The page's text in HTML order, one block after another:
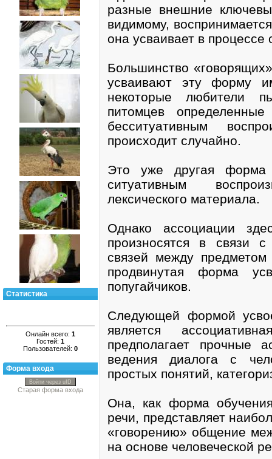
Статистика
Онлайн всего: 1
Гостей: 1
Пользователей: 0
Форма входа
Войти через uID
Старая форма входа
разные внешние
видимому,
она усваивает в
Большинство
усваивают эту форму
некоторые любители
питомцев
бесситуативным
происходит случайно.
Это уже другая форма
ситуативным
лексического материала.
Однако ассоциации
произносятся в связи
связей между
продвинутая форма
попугайчиков.
Следующей формой
является
предполагает прочные
ведения диалога с
простых понятий,
Она, как форма
речи, представляет
«говорению» общение
на основе человеческой